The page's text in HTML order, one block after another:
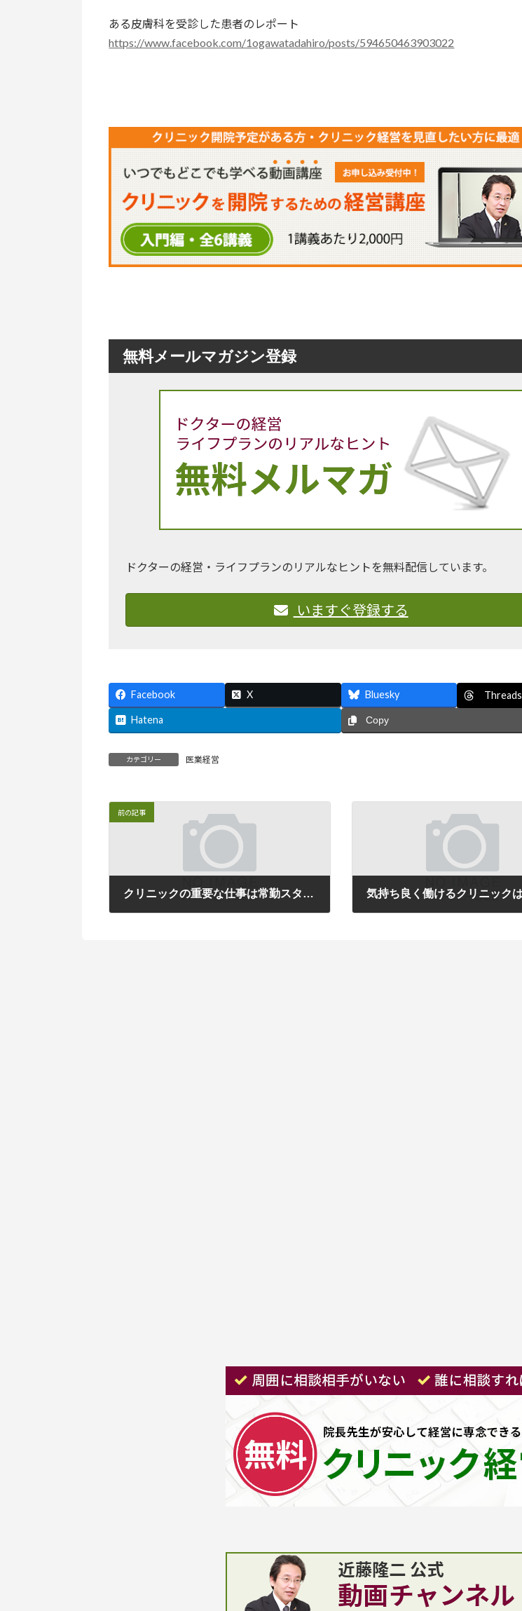
ある皮膚科を受診した患者のレポート
https://www.facebook.com/1ogawatadahiro/posts/594650463903022
無料メールマガジン登録
ドクターの経営・ライフプランのリアルなヒントを無料配信しています。
いますぐ登録する
Facebook X Bluesky Threads
Hatena Copy
カテゴリー 医業経営
前の記事
クリニックの重要な仕事は常勤スタッフのみに任せているのですか？